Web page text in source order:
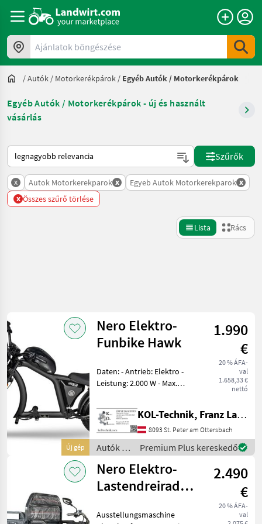
Ajánlatok böngészése
/Autók / Motorkerékpárok / Egyéb Autók / Motorkerékpárok
Egyéb Autók / Motorkerékpárok - új és használt
vásárlás
Így van sorba rendezve a Landwirt.com-on
Szűrők
x Autok Motorkerekparok x Egyeb Autok Motorkerekparok x
x Összes szűrő törlése
Lista Rács
Kategória 3 Ország Szűrők
AKTUÁLIS
ÚTVONAL
Személygépkocsi/Tehergépkocsi/Moped
Autok
Motorkerekparok
Egyeb Autok
Motorkerekparok
KIVÁLASZTÁSA
Sonstige
175
Visszaállítás
megjelenítése
Új gép
Nero Elektro-
Funbike Hawk
1.990
€
20 % ÁFA-
val
1.658,33 €
nettó
Daten: - Antrieb: Elektro -
Leistung: 2.000 W - Max.
Geschwindigkeitsstufen: 3 -
Reichweite: 60–80 km -
Akku: 60V/30Ah Lithium - La
KOL-Technik, Franz Lampl-Küssner
8093 St. Peter am Ottersbach
Autók /
Motorkerékpárok
/ Nero
Premium Plus kereskedő
Nero Elektro-
Lastendreirad/Tuk-
2.490
€
20 % ÁFA-
val
Ausstellungsmaschine